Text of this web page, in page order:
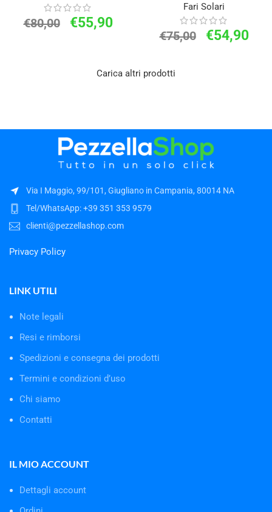
€80,00 €55,90
Fari Solari
€75,00 €54,90
Carica altri prodotti
Via I Maggio, 99/101, Giugliano in Campania, 80014 NA
Tel/WhatsApp: +39 351 353 9579
clienti@pezzellashop.com
Privacy Policy
LINK UTILI
Note legali
Resi e rimborsi
Spedizioni e consegna dei prodotti
Termini e condizioni d’uso
Chi siamo
Contatti
IL MIO ACCOUNT
Dettagli account